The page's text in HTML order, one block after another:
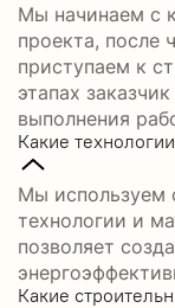
Мы начинаем с
проекта, после
приступаем к
этапах
выполнения
Какие
Мы используем
технологии и
позволяет
Какие